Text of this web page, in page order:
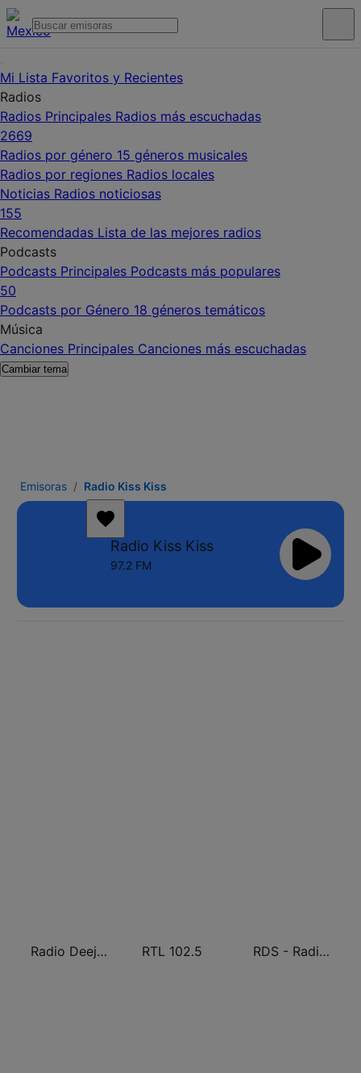
Mi Lista Favoritos y Recientes
Radios
Radios Principales Radios más escuchadas
2669
Radios por género 15 géneros musicales
Radios por regiones Radios locales
Noticias Radios noticiosas
155
Recomendadas Lista de las mejores radios
Podcasts
Podcasts Principales Podcasts más populares
50
Podcasts por Género 18 géneros temáticos
Música
Canciones Principales Canciones más escuchadas
Cambiar tema
Emisoras Radio Kiss Kiss
Radio Kiss Kiss
97.2 FM
Radio Deejay RTL 102.5 RDS - Radio Dimensione Suono